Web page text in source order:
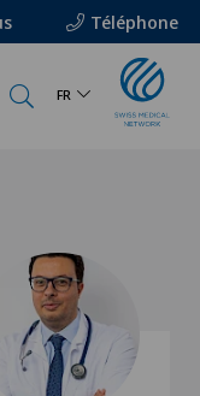
Téléphone
FR